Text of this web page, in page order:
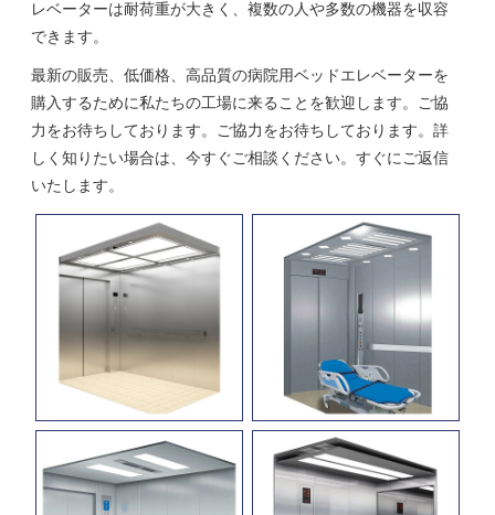
レベーターは耐荷重が大きく、複数の人や多数の機器を収容
できます。
最新の販売、低価格、高品質の病院用ベッドエレベーターを
購入するために私たちの工場に来ることを歓迎します。ご協
力をお待ちしております。ご協力をお待ちしております。詳
しく知りたい場合は、今すぐご相談ください。すぐにご返信
いたします。